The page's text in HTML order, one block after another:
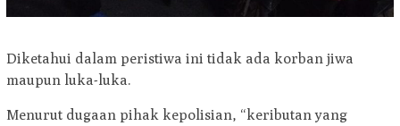
Diketahui dalam peristiwa ini tidak ada korban jiwa
maupun luka-luka.
Menurut dugaan pihak kepolisian, “keributan yang